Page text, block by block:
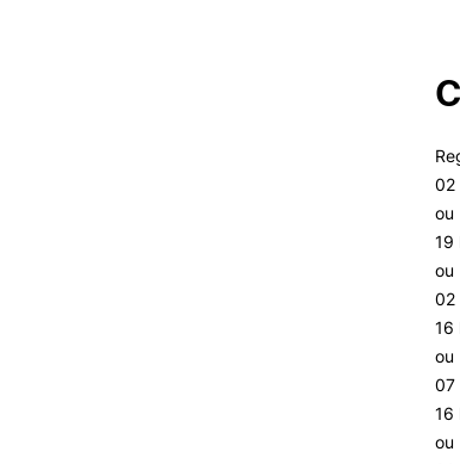
Missão e
Portal de
02
ou
19
ou
02
16
ou
07
16
ou